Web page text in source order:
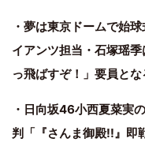
・夢は東京ドームで始
イアンツ担当・石塚瑶
っ飛ばすぞ！」要員とな
・日向坂46小西夏菜実
判「『さんま御殿!!』即